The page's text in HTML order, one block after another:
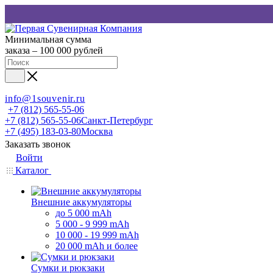
Минимальная сумма
заказа – 100 000 рублей
info@1souvenir.ru
+7 (812) 565-55-06
+7 (812) 565-55-06Санкт-Петербург
+7 (495) 183-03-80Москва
Заказать звонок
Войти
Каталог
Внешние аккумуляторы
до 5 000 mAh
5 000 - 9 999 mAh
10 000 - 19 999 mAh
20 000 mAh и более
Сумки и рюкзаки